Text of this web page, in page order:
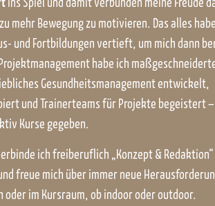
mehr Bewegung zu motivieren. Das alles
und Fortbildungen vertieft, um mich dann
habe ich
Gesundheitsmanagement entwickelt,
und Trainerteams für Projekte begeistert
Kurse gegeben.
ich freiberuflich „Konzept &
freue mich über immer neue
oder im Kursraum, ob indoor oder outdoor.